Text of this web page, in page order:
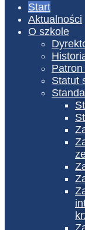
Start
Aktualności
O szkole
Statut